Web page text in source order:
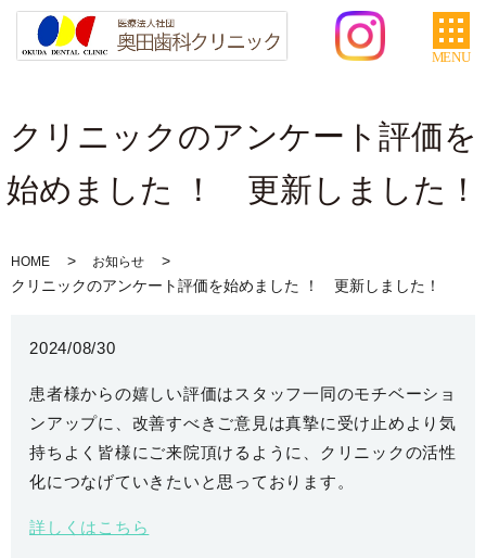
MENU
クリニックのアンケート評価を
始めました ！ 更新しました！
HOME お知らせ
クリニックのアンケート評価を始めました ！ 更新しました！
2024/08/30
患者様からの嬉しい評価はスタッフ一同のモチベーショ
ンアップに、改善すべきご意見は真摯に受け止めより気
持ちよく皆様にご来院頂けるように、クリニックの活性
化につなげていきたいと思っております。
詳しくはこちら